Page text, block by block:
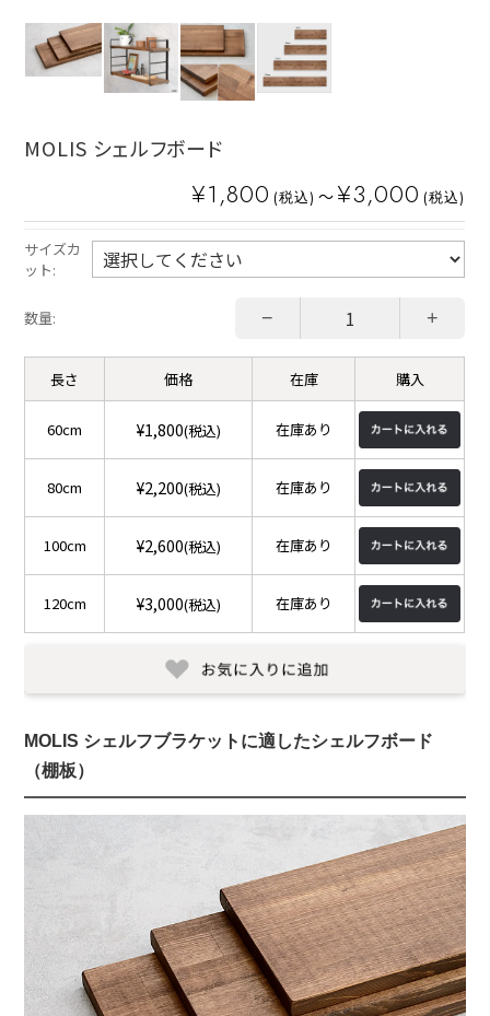
MOLIS シェルフボード
¥1,800 (税込) ～ ¥3,000 (税込)
サイズカ
ット:
数量: − +
長さ 価格 在庫 購入
60cm ¥1,800(税込) 在庫あり
80cm ¥2,200(税込) 在庫あり
100cm ¥2,600(税込) 在庫あり
120cm ¥3,000(税込) 在庫あり
MOLIS シェルフブラケット に適したシェルフボード
（棚板）